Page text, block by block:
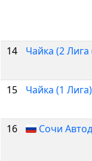
14
Чайка (2
15
Чайка (1 Лига)
16
Сочи